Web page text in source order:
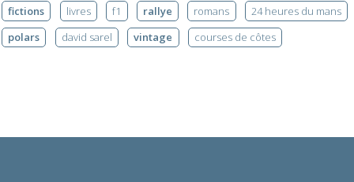
fictions livres f1 rallye romans
24 heures du mans
polars
david sarel vintage courses de côtes